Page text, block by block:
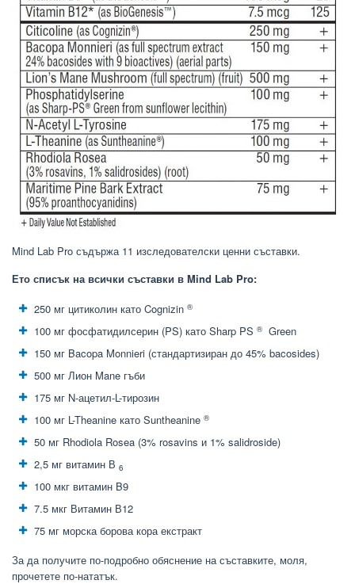
Mind Lab Pro съдържа 11 изследователски ценни съставки.
Ето списък на всички съставки в Mind Lab Pro:
250 мг цитиколин като Cognizin ®
100 мг фосфатидилсерин (PS) като Sharp PS ® Green
150 мг Bacopa Monnieri (стандартизиран до 45% bacosides)
500 мг Лион Mane гъби
175 мг N-ацетил-L-тирозин
100 мг L-Theanine като Suntheanine ®
50 мг Rhodiola Rosea (3% rosavins и 1% salidroside)
2,5 мг витамин В 6
100 мкг витамин B9
7.5 мкг Витамин В12
75 мг морска борова кора екстракт
За да получите по-подробно обяснение на съставките, моля,
прочетете по-нататък.